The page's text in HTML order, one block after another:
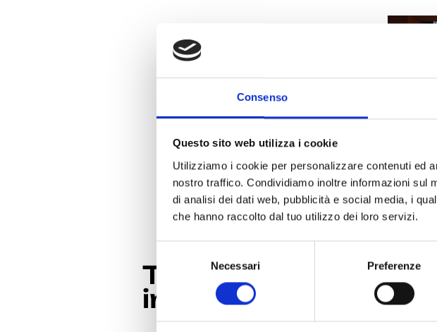
Consenso
Questo sito web utilizza i cookie
Utilizziamo i cookie per personalizzare contenuti ed
nostro traffico. Condividiamo inoltre informazioni sul
di analisi dei dati web, pubblicità e social media, i
che hanno raccolto dal tuo utilizzo dei loro servizi.
e
e
Necessari Preferenze
Ti potrebbe
interessare